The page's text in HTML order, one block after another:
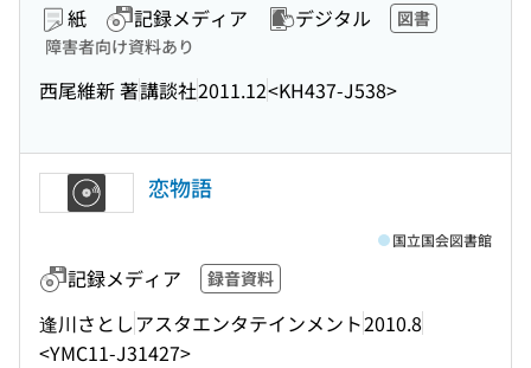
紙 記録メディア デジタル
図書
障害者向け資料あり
西尾維新 著講談社2011.12<KH437-J538>
恋物語
記録メディア 録音資料
逢川さとしアスタエンタテインメント2010.8
<YMC11-J31427>
国立国会図書館